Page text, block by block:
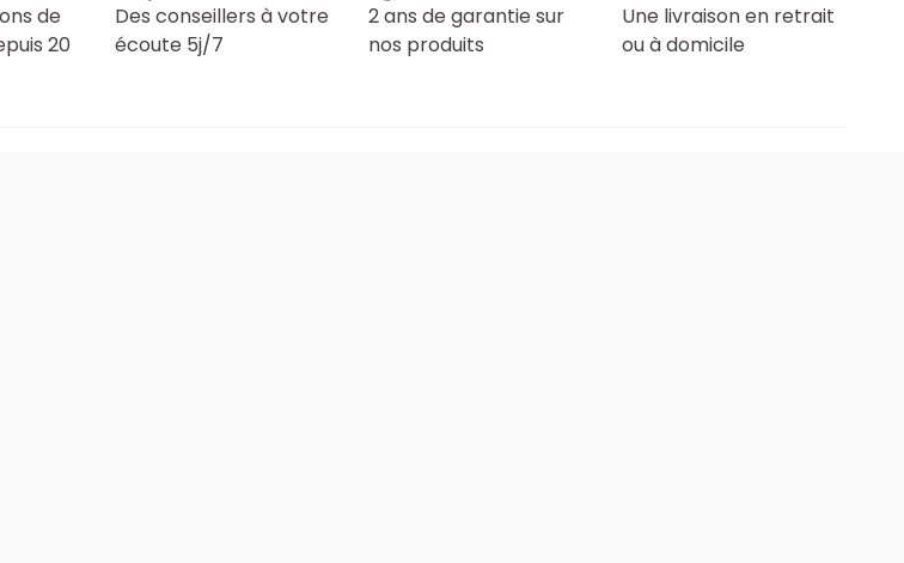
de
20
Des conseillers à votre
écoute 5j/7
2 ans de garantie sur
nos produits
Une livraison en retrait
ou à domicile